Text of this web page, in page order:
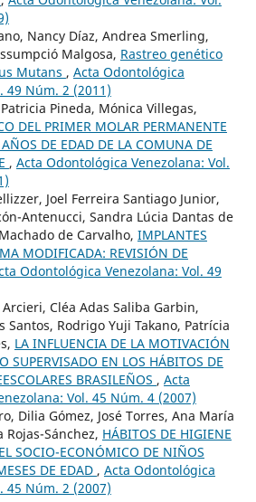
Nancy Díaz, Andrea Smerling,
Malgosa, Rastreo genético
Mutans , Acta Odontológica
49 Núm. 2 (2011)
Pineda, Mónica Villegas,
DEL PRIMER MOLAR PERMANENTE
DE EDAD DE LA COMUNA DE
, Acta Odontológica Venezolana: Vol.
Joel Ferreira Santiago Junior,
Antenucci, Sandra Lúcia Dantas de
de Carvalho, IMPLANTES
MODIFICADA: REVISIÓN DE
Odontológica Venezolana: Vol. 49
Cléa Adas Saliba Garbin,
Santos, Rodrigo Yuji Takano, Patrícia
LA INFLUENCIA DE LA MOTIVACIÓN
SUPERVISADO EN LOS HÁBITOS DE
BRASILEÑOS , Acta
Vol. 45 Núm. 4 (2007)
Dilia Gómez, José Torres, Ana María
Rojas-Sánchez, HÁBITOS DE HIGIENE
SOCIO-ECONÓMICO DE NIÑOS
DE EDAD , Acta Odontológica
45 Núm. 2 (2007)